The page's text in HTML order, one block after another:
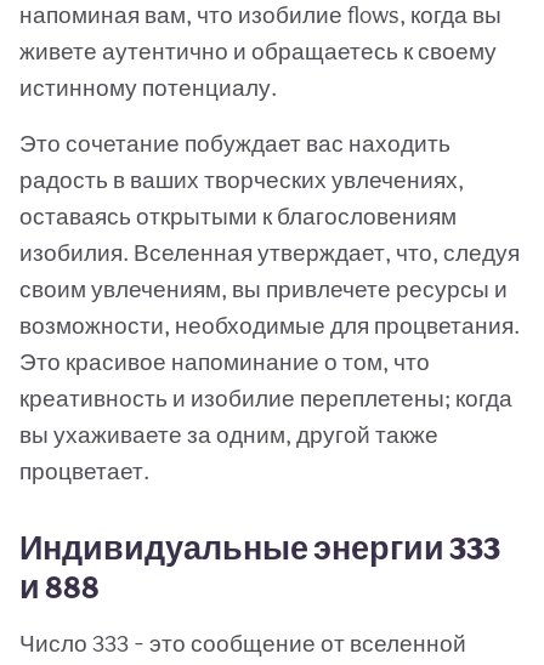
напоминая вам, что изобилие flows, когда вы
живете аутентично и обращаетесь к своему
истинному потенциалу.
Это сочетание побуждает вас находить
радость в ваших творческих увлечениях,
оставаясь открытыми к благословениям
изобилия. Вселенная утверждает, что, следуя
своим увлечениям, вы привлечете ресурсы и
возможности, необходимые для процветания.
Это красивое напоминание о том, что
креативность и изобилие переплетены; когда
вы ухаживаете за одним, другой также
процветает.
Индивидуальные энергии 333
и 888
Число 333 - это сообщение от вселенной